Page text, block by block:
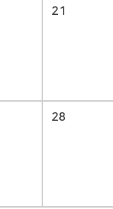
21
28